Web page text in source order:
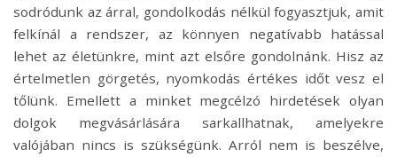
sodródunk az árral, gondolkodás nélkül fogyasztjuk, amit
felkínál a rendszer, az könnyen negatívabb hatással
lehet az életünkre, mint azt elsőre gondolnánk. Hisz az
értelmetlen görgetés, nyomkodás értékes időt vesz el
tőlünk. Emellett a minket megcélzó hirdetések olyan
dolgok megvásárlására sarkallhatnak, amelyekre
valójában nincs is szükségünk. Arról nem is beszélve,